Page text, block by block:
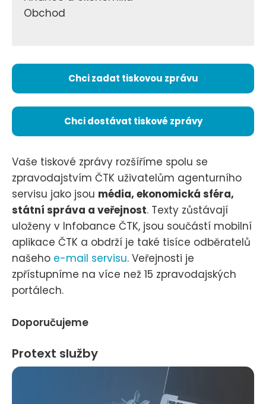
Obchod
Chci zadat tiskovou zprávu
Chci dostávat tiskové zprávy
Vaše tiskové zprávy rozšíříme spolu se
zpravodajstvím ČTK uživatelům agenturního
servisu jako jsou média, ekonomická sféra,
státní správa a veřejnost. Texty zůstávají
uloženy v Infobance ČTK, jsou součástí mobilní
aplikace ČTK a obdrží je také tisíce odběratelů
našeho e-mail servisu. Veřejnosti je
zpřístupníme na více než 15 zpravodajských
portálech.
Doporučujeme
Protext služby